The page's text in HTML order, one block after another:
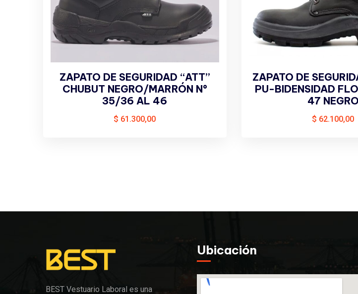
ZAPATO DE SEGURIDAD “ATT”
CHUBUT NEGRO/MARRÓN N°
35/36 AL 46
$ 61.300,00
ZAPATO DE
PU-BIDENSIDAD
47 NEGRO
$ 62.100,00
BEST Vestuario Laboral es una
Ubicación